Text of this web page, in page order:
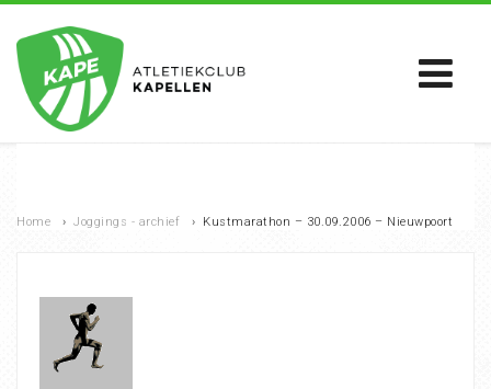
Home › Joggings - archief › Kustmarathon – 30.09.2006 – Nieuwpoort